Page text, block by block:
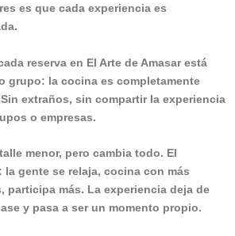
es que cada experiencia es
reserva en El Arte de Amasar está
grupo: la cocina es completamente
extraños, sin compartir la experiencia
o empresas.
menor, pero cambia todo. El
gente se relaja, cocina con más
participa más. La experiencia deja de
y pasa a ser un momento propio.